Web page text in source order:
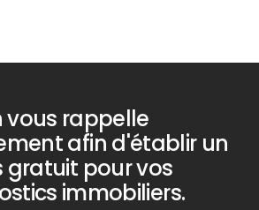
vous rappelle
afin d'établir un
gratuit pour vos
immobiliers.